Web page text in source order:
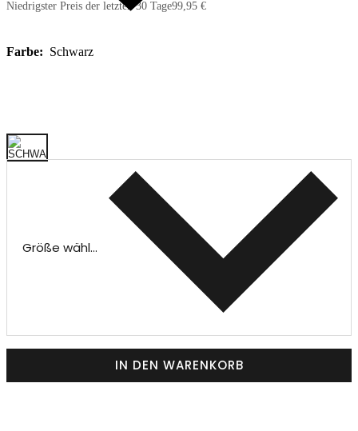
Niedrigster Preis der letzten 30 Tage99,95 €
Farbe: Schwarz
Größe wählen
IN DEN WARENKORB